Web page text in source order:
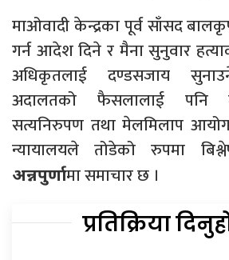
माओवादी केन्द्रका पूर्व साँसद
गर्न आदेश दिने र मैना सुनुवार
अधिकृतलाई दण्डसजाय
अदालतको फैसलालाई पनि
सत्यनिरुपण तथा मेलमिलाप
न्यायालयले तोडेको रुपमा
अन्नपुर्णामा समाचार छ ।
प्रतिक्रिया